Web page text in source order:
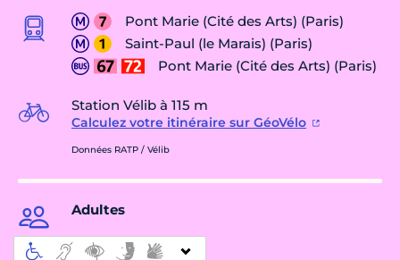
Pont Marie (Cité des Arts) (Paris)
Saint-Paul (le Marais) (Paris)
Pont Marie (Cité des Arts) (Paris)
Station Vélib à 115 m
Calculez votre itinéraire sur GéoVélo
Données RATP / Vélib
Adultes